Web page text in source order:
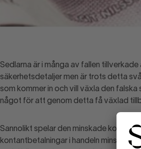
Sedlarna är i många av fallen
säkerhetsdetaljer men är trots detta
som kommer in och vill växla den
något för att genom detta få växlad
Sannolikt spelar den minskade
kontantbetalningar i handeln minskar